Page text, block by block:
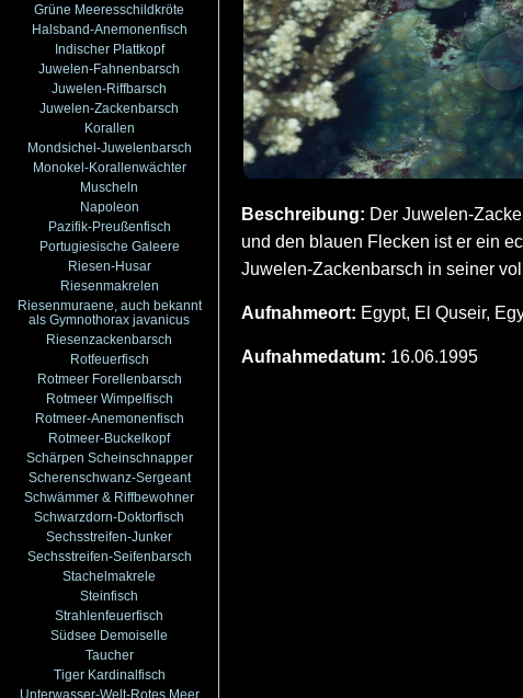
Grüne Meeresschildkröte
Halsband-Anemonenfisch
Indischer Plattkopf
Juwelen-Fahnenbarsch
Juwelen-Riffbarsch
Juwelen-Zackenbarsch
Korallen
Mondsichel-Juwelenbarsch
Monokel-Korallenwächter
Muscheln
Napoleon
Pazifik-Preußenfisch
Portugiesische Galeere
Riesen-Husar
Riesenmakrelen
Riesenmuraene, auch bekannt
als Gymnothorax javanicus
Riesenzackenbarsch
Rotfeuerfisch
Rotmeer Forellenbarsch
Rotmeer Wimpelfisch
Rotmeer-Anemonenfisch
Rotmeer-Buckelkopf
Schärpen Scheinschnapper
Scherenschwanz-Sergeant
Schwämmer & Riffbewohner
Schwarzdorn-Doktorfisch
Sechsstreifen-Junker
Sechsstreifen-Seifenbarsch
Stachelmakrele
Steinfisch
Strahlenfeuerfisch
Südsee Demoiselle
Taucher
Tiger Kardinalfisch
Unterwasser-Welt-Rotes Meer
Beschreibung: Der Juwelen-
und den blauen Flecken ist er ein
Juwelen-Zackenbarsch in seiner
Aufnahmeort: Egypt, El Quseir,
Aufnahmedatum: 16.06.1995